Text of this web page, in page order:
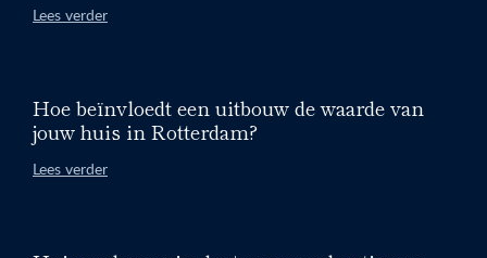
Lees verder
Hoe beïnvloedt een uitbouw de waarde van
jouw huis in Rotterdam?
Lees verder